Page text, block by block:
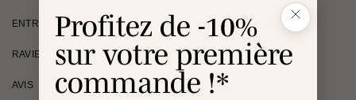
Profitez de -10%
sur votre première
commande !*
ENTRETIEN
RAVIE OU REMBOURSÉE
AVIS